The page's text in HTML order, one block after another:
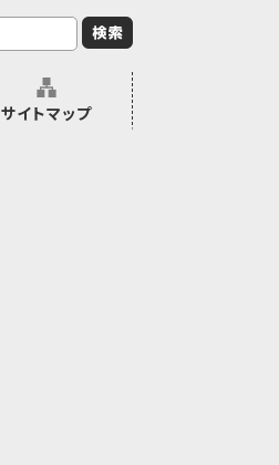
サイトマップ